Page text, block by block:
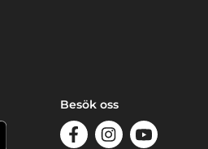
Besök oss